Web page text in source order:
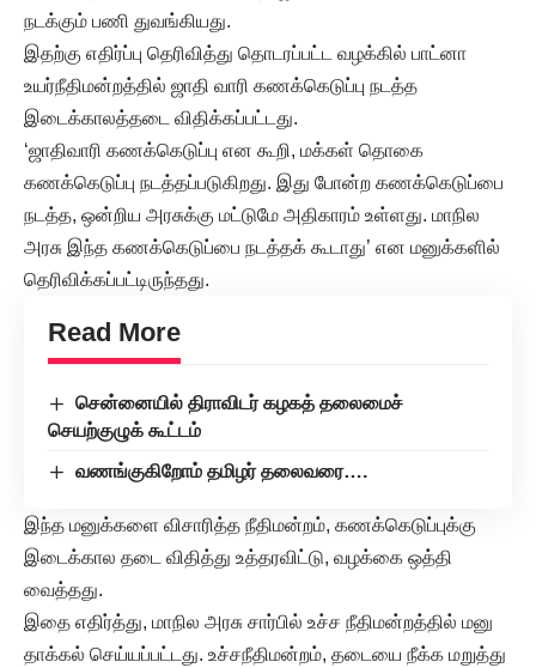
நடக்கும் பணி துவங்கியது.
இதற்கு எதிர்ப்பு தெரிவித்து தொடரப்பட்ட வழக்கில் பாட்னா
உயர்நீதிமன்றத்தில் ஜாதி வாரி கணக்கெடுப்பு நடத்த
இடைக்காலத்தடை விதிக்கப்பட்டது.
‘ஜாதிவாரி கணக்கெடுப்பு என கூறி, மக்கள் தொகை
கணக்கெடுப்பு நடத்தப்படுகிறது. இது போன்ற கணக்கெடுப்பை
நடத்த, ஒன்றிய அரசுக்கு மட்டுமே அதிகாரம் உள்ளது. மாநில
அரசு இந்த கணக்கெடுப்பை நடத்தக் கூடாது’ என மனுக்களில்
தெரிவிக்கப்பட்டிருந்தது.
Read More
சென்னையில் திராவிடர் கழகத் தலைமைச்
செயற்குழுக் கூட்டம்
வணங்குகிறோம் தமிழர் தலைவரை….
இந்த மனுக்களை விசாரித்த நீதிமன்றம், கணக்கெடுப்புக்கு
இடைக்கால தடை விதித்து உத்தரவிட்டு, வழக்கை ஒத்தி
வைத்தது.
இதை எதிர்த்து, மாநில அரசு சார்பில் உச்ச நீதிமன்றத்தில் மனு
தாக்கல் செய்யப்பட்டது. உச்சநீதிமன்றம், தடையை நீக்க மறுத்து